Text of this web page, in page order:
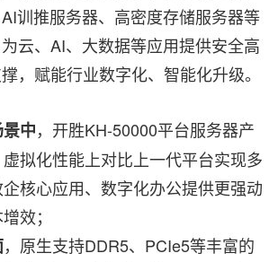
训推服务器、高密度存储服务器等
云、AI、大数据等应用提供安全高
，赋能行业数字化、智能化升级。
中，开胜KH-50000平台服务器产
拟化性能上对比上一代平台实现多
核心应用、数字化办公提供更强动
效；
，原生支持DDR5、PCIe5等丰富的